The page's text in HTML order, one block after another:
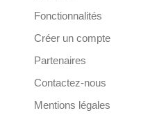
Fonctionnalités
Créer un compte
Partenaires
Contactez-nous
Mentions légales